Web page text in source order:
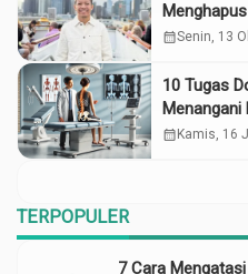
calendar_monthSenin, 13
10 Tugas
calendar_month Kamis, 16
TERPOPULER
7 Cara